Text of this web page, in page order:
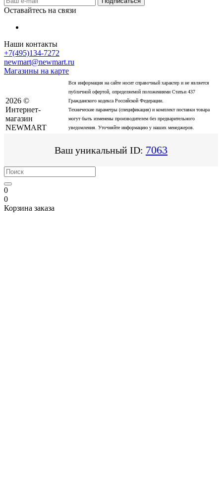
Оставайтесь на связи
Наши контакты
+7(495)134-7272
newmart@newmart.ru
Магазины на карте
Вся информация на сайте носит справочный характер и не является
публичной офертой, определяемой положениями Статьи 437
Гражданского кодекса Российской Федерации.
Технические параметры (спецификация) и комплект поставки товара
могут быть изменены производителем без предварительного
уведомления. Уточняйте информацию у наших менеджеров.
2026 ©
Интернет-
магазин
NEWMART
Ваш уникальный ID: 7063
0
0
Корзина заказа